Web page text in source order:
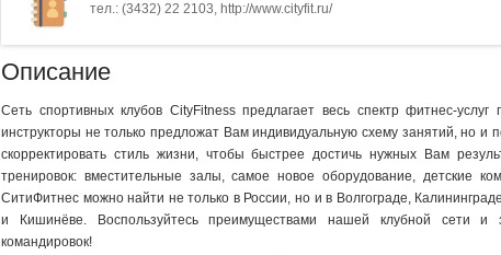
тел.: (3432) 22 2103, http://www.cityfit.ru/
Описание
Сеть спортивных клубов СityFitness предлагает весь спектр фитнес-
инструкторы не только предложат Вам индивидуальную схему занятий, но и
скорректировать стиль жизни, чтобы быстрее достичь нужных Вам
тренировок: вместительные залы, самое новое оборудование, детские
СитиФитнес можно найти не только в России, но и в Волгограде,
и Кишинёве. Воспользуйтесь преимуществами нашей клубной сети
командировок!